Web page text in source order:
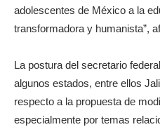
adolescentes de México a la
transformadora y humanista”,
La postura del secretario
algunos estados, entre ellos
respecto a la propuesta de
especialmente por temas